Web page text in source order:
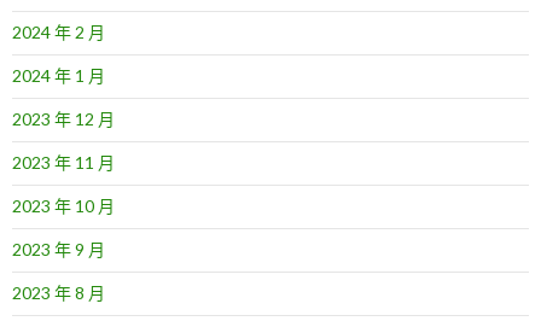
2024 年 2 月
2024 年 1 月
2023 年 12 月
2023 年 11 月
2023 年 10 月
2023 年 9 月
2023 年 8 月